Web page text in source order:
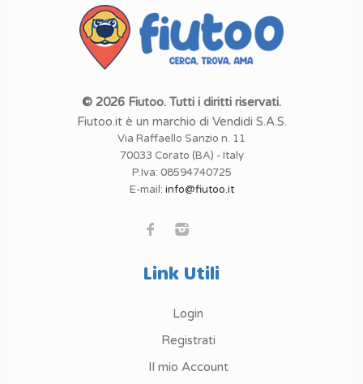
© 2026 Fiutoo. Tutti i diritti riservati.
Fiutoo.it è un marchio di Vendidi S.A.S.
Via Raffaello Sanzio n. 11
70033 Corato (BA) - Italy
P.Iva: 08594740725
E-mail: info@fiutoo.it
Link Utili
Login
Registrati
Il mio Account